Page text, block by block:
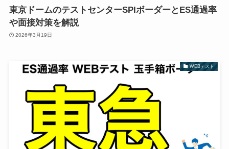
東京ドームのテストセンターSPIボーダーとES通過率
や面接対策を解説
2026年3月19日
WEBテスト